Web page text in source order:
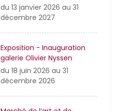
du 13 janvier 2026 au 31
décembre 2027
Exposition - Inauguration
galerie Olivier Nyssen
du 18 juin 2026 au 31
décembre 2026